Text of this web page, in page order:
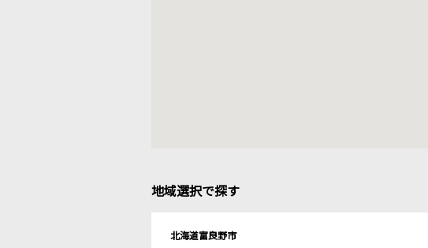
地域選択で探す
北海道富良野市